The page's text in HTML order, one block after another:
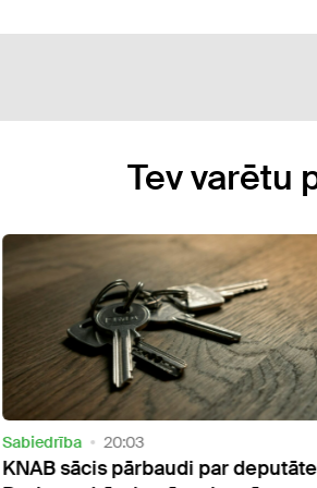
Tev varētu
par deputātes
Politologs: